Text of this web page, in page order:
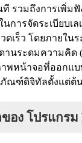
รวมถึงการเพิ่ม
การจัดระเบียบเ
ดเร็ว โดยภายใน
นระดมความคิด
าพหน้าจอที่ออก
ณฑ์ดิจิทัลตั้งแต่ต้
ง โปรแกรม